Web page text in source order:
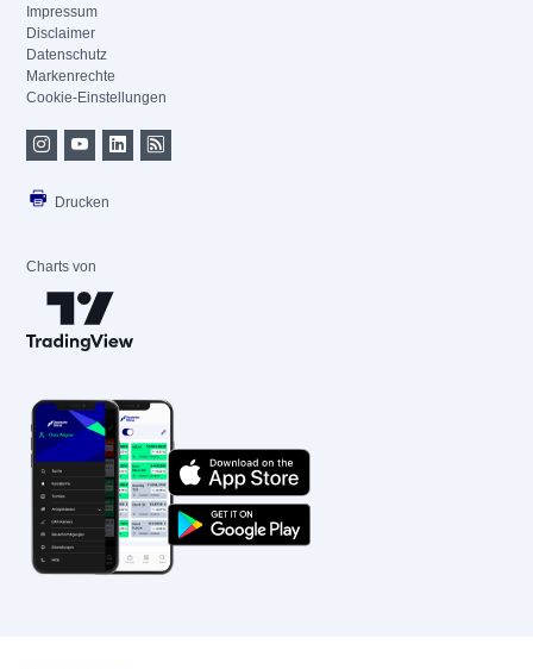
Impressum
Disclaimer
Datenschutz
Markenrechte
Cookie-Einstellungen
Drucken
Charts von